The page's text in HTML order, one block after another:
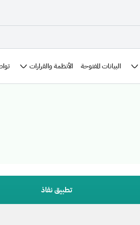
البيانات المفتوحة الأنظمة والقرارات
تطبيق نفاذ